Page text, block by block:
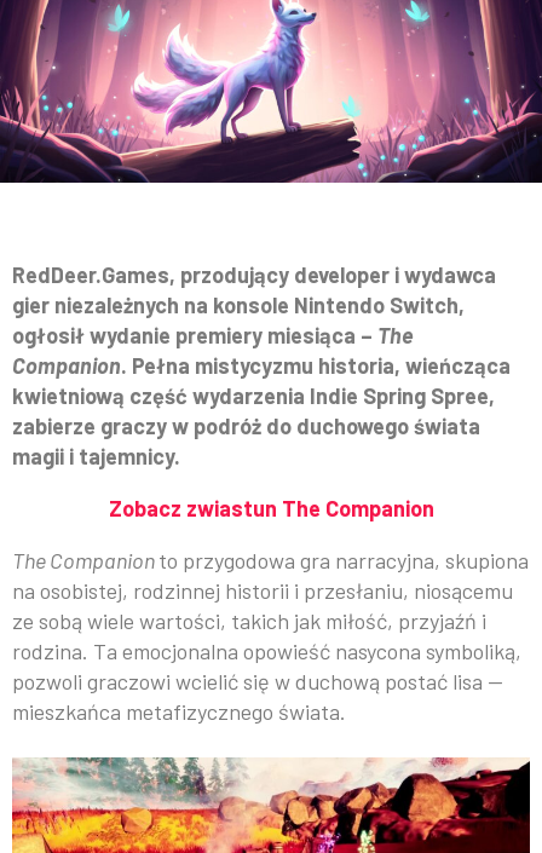
RedDeer.Games, przodujący developer i wydawca
gier niezależnych na konsole Nintendo Switch,
ogłosił wydanie premiery miesiąca – The
Companion. Pełna mistycyzmu historia, wieńcząca
kwietniową część wydarzenia Indie Spring Spree,
zabierze graczy w podróż do duchowego świata
magii i tajemnicy.
Zobacz zwiastun The Companion
The Companionto przygodowa gra narracyjna, skupiona
na osobistej, rodzinnej historii i przesłaniu, niosącemu
ze sobą wiele wartości, takich jak miłość, przyjaźń i
rodzina. Ta emocjonalna opowieść nasycona symboliką,
pozwoli graczowi wcielić się w duchową postać lisa —
mieszkańca metafizycznego świata.